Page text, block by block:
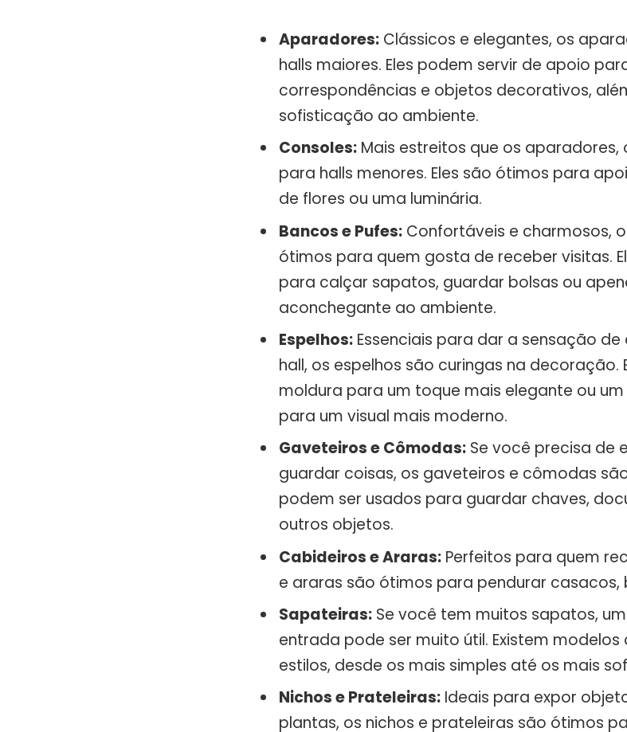
Aparadores: Clássicos e elegantes, os
halls maiores. Eles podem servir de apoio
correspondências e objetos decorativos,
sofisticação ao ambiente.
Consoles: Mais estreitos que os aparadores,
para halls menores. Eles são ótimos para
de flores ou uma luminária.
Bancos e Pufes: Confortáveis e charmosos,
ótimos para quem gosta de receber visitas.
para calçar sapatos, guardar bolsas ou
aconchegante ao ambiente.
Espelhos: Essenciais para dar a sensação
hall, os espelhos são curingas na decoração.
moldura para um toque mais elegante ou
para um visual mais moderno.
Gaveteiros e Cômodas: Se você precisa de
guardar coisas, os gaveteiros e cômodas
podem ser usados para guardar chaves,
outros objetos.
Cabideiros e Araras: Perfeitos para quem
e araras são ótimos para pendurar casacos,
Sapateiras: Se você tem muitos sapatos,
entrada pode ser muito útil. Existem
estilos, desde os mais simples até os mais
Nichos e Prateleiras: Ideais para expor
plantas, os nichos e prateleiras são ótimos